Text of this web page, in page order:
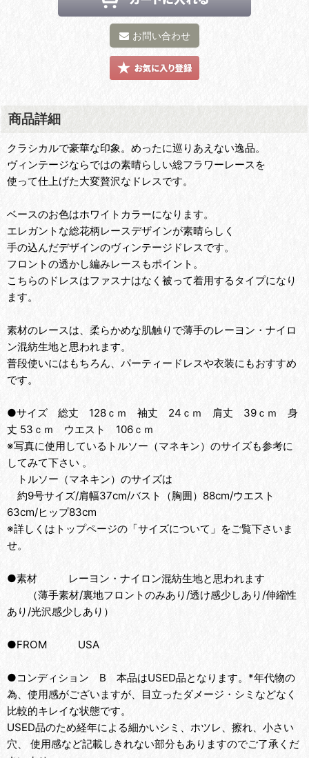
お問い合わせ
商品詳細
クラシカルで豪華な印象。めったに巡りあえない逸品。
ヴィンテージならではの素晴らしい総フラワーレースを
使って仕上げた大変贅沢なドレスです。
ベースのお色はホワイトカラーになります。
エレガントな総花柄レースデザインが素晴らしく
手の込んだデザインのヴィンテージドレスです。
フロントの透かし編みレースもポイント。
こちらのドレスはファスナはなく被って着用するタイプになり
ます。
素材のレースは、柔らかめな肌触りで薄手のレーヨン・ナイロ
ン混紡生地と思われます。
普段使いにはもちろん、パーティードレスや衣装にもおすすめ
です。
●サイズ 総丈 128ｃｍ 袖丈 24ｃｍ 肩丈 39ｃｍ 身
丈 53ｃｍ ウエスト 106ｃｍ
※写真に使用しているトルソー（マネキン）のサイズも参考に
してみて下さい 。
トルソー（マネキン）のサイズは
約9号サイズ/肩幅37cm/バスト（胸囲）88cm/ウエスト
63cm/ヒップ83cm
※詳しくはトップページの「サイズについて」をご覧下さいま
せ。
●素材 レーヨン・ナイロン混紡生地と思われます
（薄手素材/裏地フロントのみあり/透け感少しあり/伸縮性
あり/光沢感少しあり）
●FROM USA
●コンディション B 本品はUSED品となります。*年代物の
為、使用感がございますが、目立ったダメージ・シミなどなく
比較的キレイな状態です。
USED品のため経年による細かいシミ、ホツレ、擦れ、小さい
穴、 使用感など記載しきれない部分もありますのでご了承くだ